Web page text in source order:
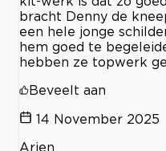
bracht Denny de
een hele jonge
hem goed te
hebben ze topwerk
Beveelt aan
14 November 2025
Arjen